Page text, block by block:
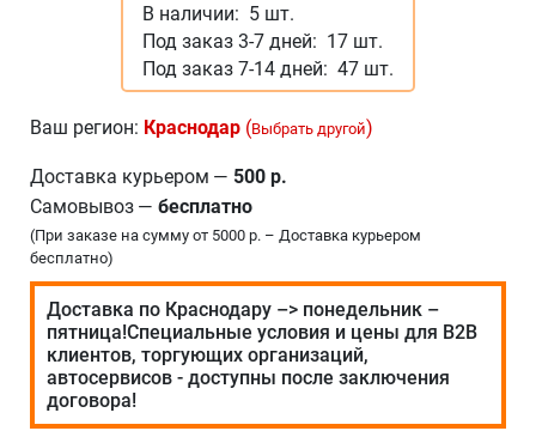
В наличии: 5 шт.
Под заказ 3-7 дней: 17 шт.
Под заказ 7-14 дней: 47 шт.
Ваш регион: Краснодар (Выбрать другой)
Доставка курьером — 500 р.
Самовывоз — бесплатно
(При заказе на сумму от 5000 р. – Доставка курьером
бесплатно)
Доставка по Краснодару –> понедельник –
пятница!Специальные условия и цены для В2В
клиентов, торгующих организаций,
автосервисов - доступны после заключения
договора!